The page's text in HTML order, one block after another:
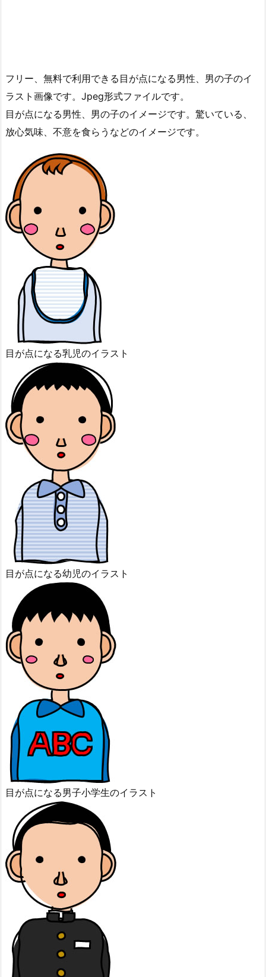
フリー、無料で利用できる目が点になる男性、男の子のイ
ラスト画像です。Jpeg形式ファイルです。
目が点になる男性、男の子のイメージです。驚いている、
放心気味、不意を食らうなどのイメージです。
目が点になる乳児のイラスト
目が点になる幼児のイラスト
目が点になる男子小学生のイラスト